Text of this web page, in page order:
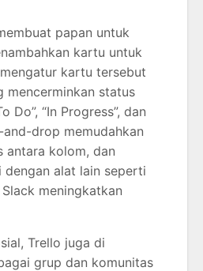
papan untuk
kartu untuk
kartu tersebut
mencerminkan status
Do”, “In Progress”, dan
and-drop memudahkan
antara kolom, dan
dengan alat lain seperti
meningkatkan
Trello juga di
grup dan komunitas